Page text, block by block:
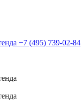
+7 (495) 739-02-84